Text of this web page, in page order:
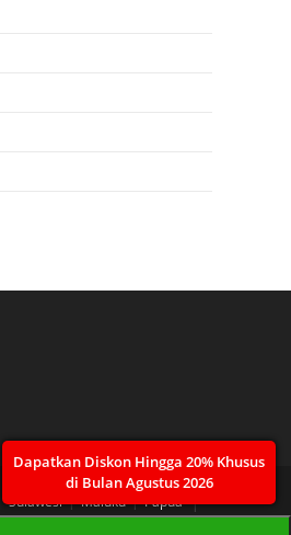
Dapatkan Diskon Hingga 20% Khusus
di Bulan Agustus 2026
Sulawesi Maluku
Papua